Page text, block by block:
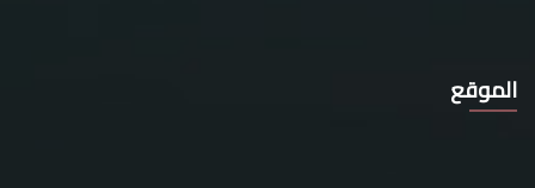
الموقع